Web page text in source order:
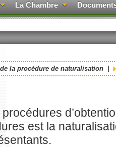
La Chambre
la procédure de naturalisation
est la